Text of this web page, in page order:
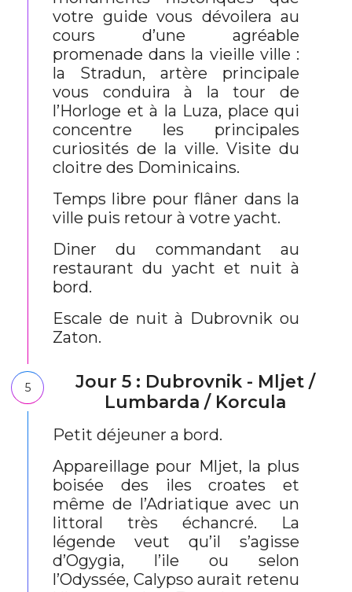
votre guide vous dévoilera au
cours d’une agréable
promenade dans la vieille ville :
la Stradun, artère principale
vous conduira à la tour de
l’Horloge et à la Luza, place qui
concentre les principales
curiosités de la ville. Visite du
cloitre des Dominicains.
Temps libre pour flâner dans la
ville puis retour à votre yacht.
Diner du commandant au
restaurant du yacht et nuit à
bord.
Escale de nuit à Dubrovnik ou
Zaton.
5
Jour 5 : Dubrovnik - Mljet /
Lumbarda / Korcula
Petit déjeuner a bord.
Appareillage pour Mljet, la plus
boisée des iles croates et
même de l’Adriatique avec un
littoral très échancré. La
légende veut qu’il s’agisse
d’Ogygia, l’ile ou selon
l’Odyssée, Calypso aurait retenu